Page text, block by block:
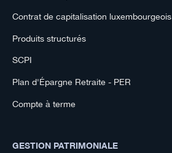
Contrat de capitalisation luxembourgeois
Produits structurés
SCPI
Plan d'Épargne Retraite - PER
Compte à terme
GESTION PATRIMONIALE